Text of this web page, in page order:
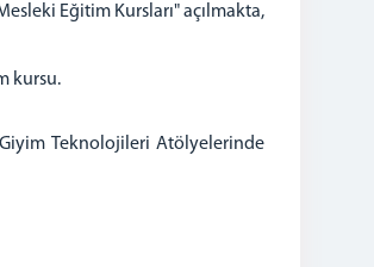
Eğitim Kursları" açılmakta,
kursu.
Teknolojileri Atölyelerinde